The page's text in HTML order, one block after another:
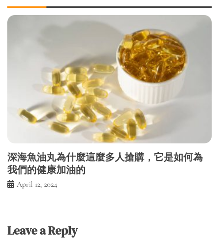
深海魚油丸為什麼這麼多人搶購，它是如何為
我們的健康加油的
April 12, 2024
Leave a Reply